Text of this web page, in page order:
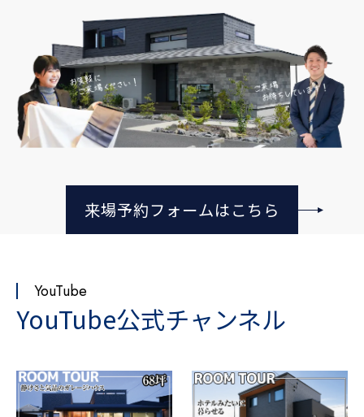
来場予約フォームはこちら
YouTube
YouTube公式チャンネル